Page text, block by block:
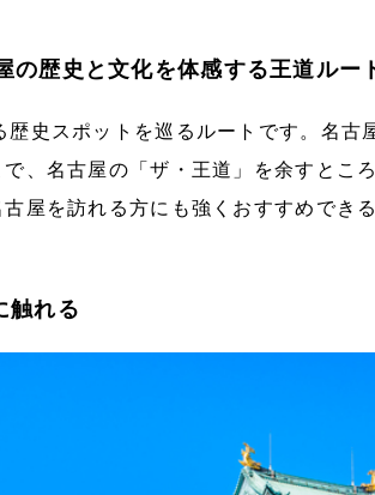
の歴史と文化を体感する王道ルー
史スポットを巡るルートです。名古
、名古屋の「ザ・王道」を余すとこ
屋を訪れる方にも強くおすすめでき
触れる